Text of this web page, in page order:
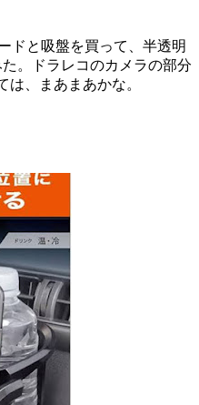
ドと吸盤を買って、半透明
。ドラレコのカメラの部分
は、まあまあかな。